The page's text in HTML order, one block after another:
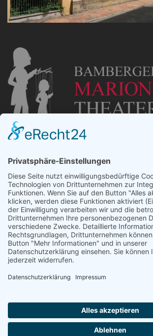
„Staubsches Haus“
Untere Sandstraße 30
96049 Bamberg
Tel: +49 (0) 951 67600
E-Mail:info@bamberger-marionettentheater.de